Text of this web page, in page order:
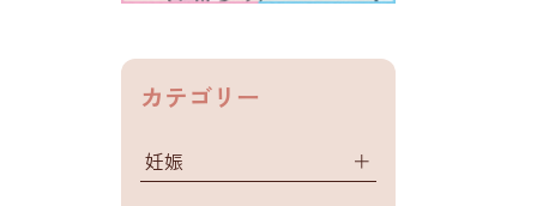
カテゴリー
妊娠 ＋